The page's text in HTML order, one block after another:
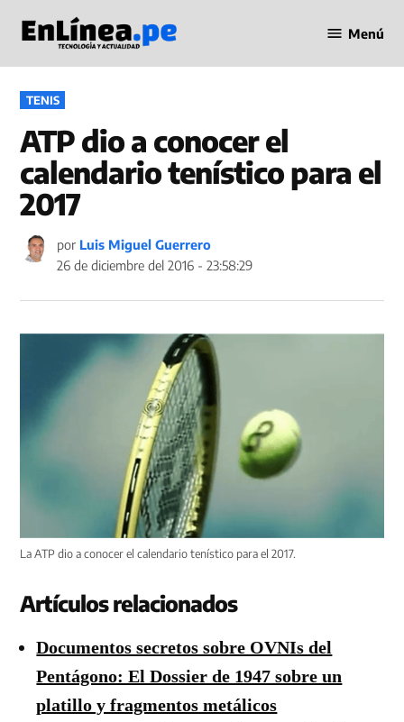
contenido
en Línea
Menú
PUBLICADO
EN
TENIS
ATP dio a conocer el
calendario tenístico para el
2017
por Luis Miguel Guerrero
26 de diciembre del 2016 - 23:58:29
La ATP dio a conocer el calendario tenístico para el 2017.
Artículos relacionados
Documentos secretos sobre OVNIs del
Pentágono: El Dossier de 1947 sobre un
platillo y fragmentos metálicos